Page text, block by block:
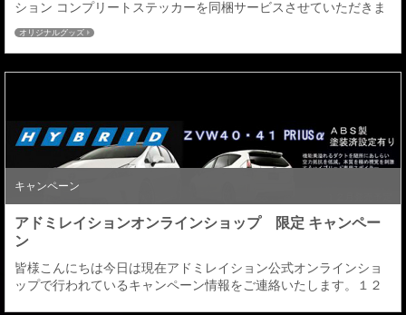
ション コンプリートステッカーを同梱サービスさせていただきま
す。 同梱条件：エアロパーツ３点ＫＩＴ（フロント＋サイド＋リ
ヤ）同時注文分に限り ※サイドステップの商品設定がない車種に
つきましてはフロント+リアの2点での同梱となります。 ２０１６
新デザインのステッカーとなりゴールド色のＣＯＭＰＬＥＴＥを
オリジナルグッズ
キャンペーン
アドミレイションオンラインショップ 限定 キャンペー
ン
皆様こんにちは今日は現在アドミレイション公式オンラインショ
ップで行われているキャンペーン情報をご連絡いたします。１２